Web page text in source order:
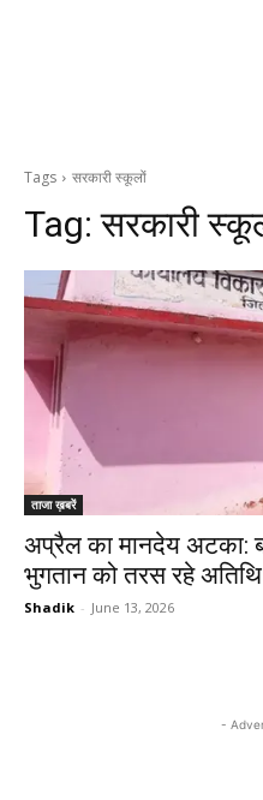
Tags सरकारी स्कूलों
Tag:सरकारी
ताजा ख़बरें
अप्रैल का मानदेय अटका:
भुगतान को तरस रहे
Shadik - June 13, 2026
-